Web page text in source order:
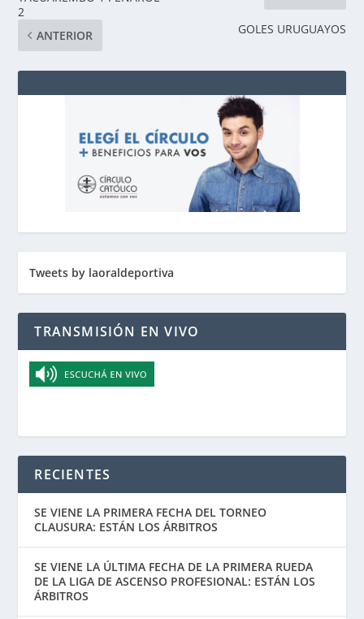
2
ANTERIOR
GOLES URUGUAYOS
Tweets by laoraldeportiva
TRANSMISIÓN EN VIVO
RECIENTES
SE VIENE LA PRIMERA FECHA DEL TORNEO
CLAUSURA: ESTÁN LOS ÁRBITROS
SE VIENE LA ÚLTIMA FECHA DE LA PRIMERA RUEDA
DE LA LIGA DE ASCENSO PROFESIONAL: ESTÁN LOS
ÁRBITROS